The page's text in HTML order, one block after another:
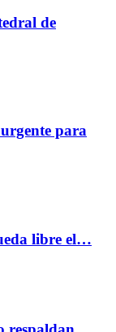
de
para
libre el…